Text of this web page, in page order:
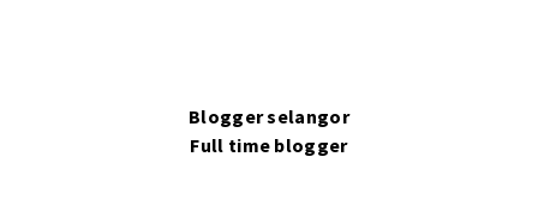
Blogger selangor
Full time blogger